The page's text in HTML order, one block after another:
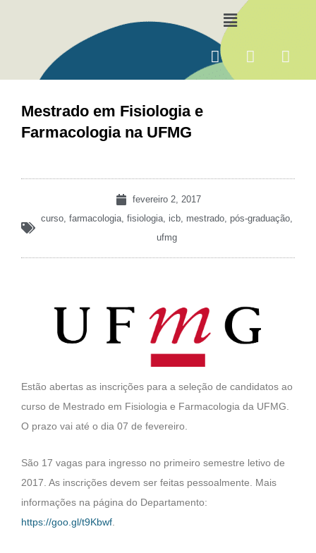
Menu
F
a
I
m
Y
Mestrado em Fisiologia e
Farmacologia na UFMG
fevereiro 2, 2017
curso, farmacologia, fisiologia, icb, mestrado, pós-graduação,
ufmg
Estão abertas as inscrições para a seleção de candidatos ao
curso de Mestrado em Fisiologia e Farmacologia da UFMG.
O prazo vai até o dia 07 de fevereiro.
São 17 vagas para ingresso no primeiro semestre letivo de
2017. As inscrições devem ser feitas pessoalmente. Mais
informações na página do Departamento:
https://goo.gl/t9Kbwf